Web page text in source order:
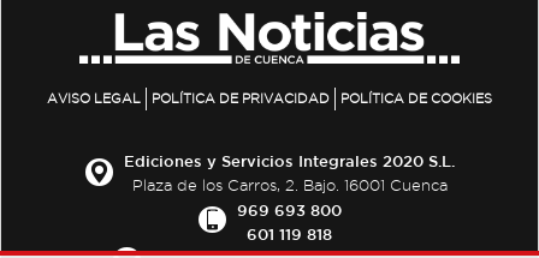
AVISO LEGAL POLÍTICA DE PRIVACIDAD POLÍTICA DE COOKIES
Ediciones y Servicios Integrales 2020 S.L.
Plaza de los Carros, 2. Bajo. 16001 Cuenca
969 693 800
601 119 818